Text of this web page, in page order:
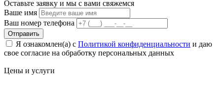
Оставьте заявку и мы с вами свяжемся
Ваше имя
Ваш номер телефона
Отправить
Я ознакомлен(а) с Политикой конфиденциальности и даю
свое cогласие на обработку персональных данных
Цены и услуги